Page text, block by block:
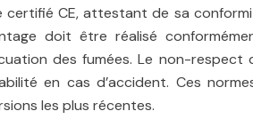
certifié CE, attestant de sa
doit être réalisé
des fumées. Le non-respect
en cas d’accident. Ces
les plus récentes.